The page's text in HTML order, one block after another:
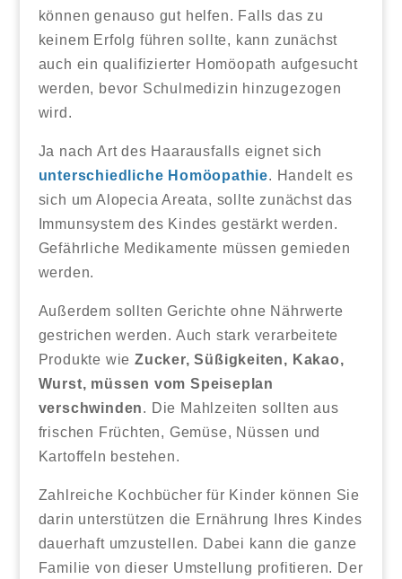
können genauso gut helfen. Falls das zu
keinem Erfolg führen sollte, kann zunächst
auch ein qualifizierter Homöopath aufgesucht
werden, bevor Schulmedizin hinzugezogen
wird.
Ja nach Art des Haarausfalls eignet sich
unterschiedliche Homöopathie. Handelt es
sich um Alopecia Areata, sollte zunächst das
Immunsystem des Kindes gestärkt werden.
Gefährliche Medikamente müssen gemieden
werden.
Außerdem sollten Gerichte ohne Nährwerte
gestrichen werden. Auch stark verarbeitete
Produkte wie Zucker, Süßigkeiten, Kakao,
Wurst, müssen vom Speiseplan
verschwinden. Die Mahlzeiten sollten aus
frischen Früchten, Gemüse, Nüssen und
Kartoffeln bestehen.
Zahlreiche Kochbücher für Kinder können Sie
darin unterstützen die Ernährung Ihres Kindes
dauerhaft umzustellen. Dabei kann die ganze
Familie von dieser Umstellung profitieren. Der